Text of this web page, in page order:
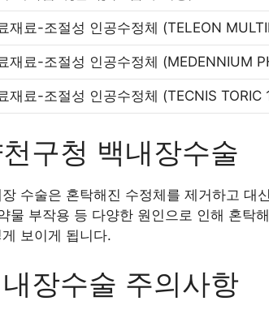
재료-조절성 인공수정체 (TELEON
재료-조절성 인공수정체 (MEDENNIUM
재료-조절성 인공수정체 (TECNIS TORIC
구청 백내장수술
장 수술은 혼탁해진 수정체를 제거하고 대
물 부작용 등 다양한 원인으로 인해 혼탁
보이게 됩니다.
장수술 주의사항